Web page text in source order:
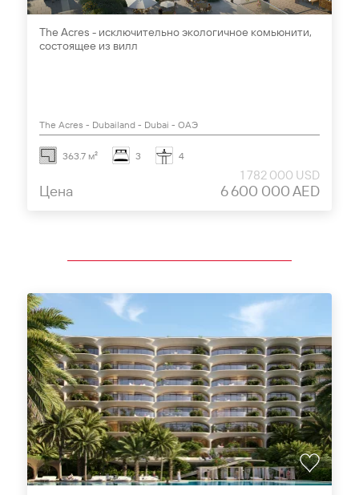
The Acres - исключительно экологичное комьюнити,
состоящее из вилл
The Acres - Dubailand - Dubai - ОАЭ
363.7 м² 3 4
Цена
1 782 000 USD
6 600 000 AED